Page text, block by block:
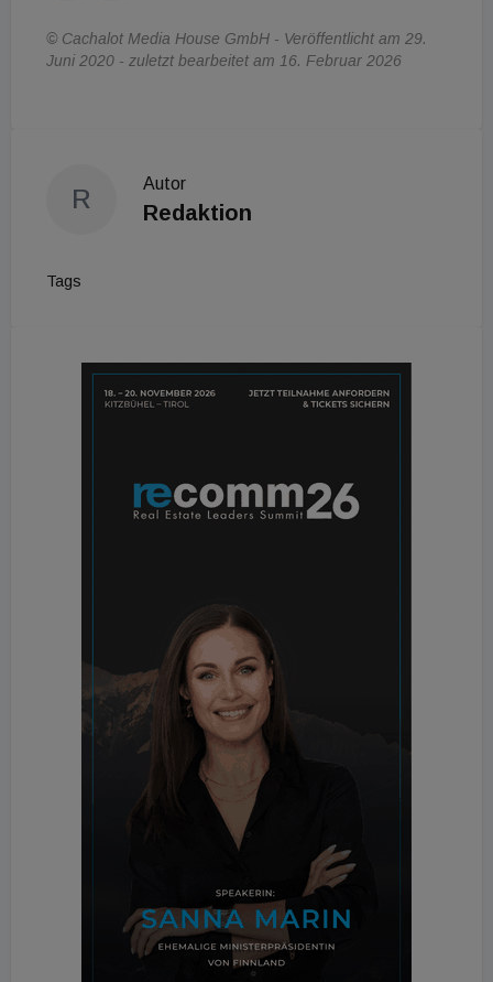
© Cachalot Media House GmbH - Veröffentlicht am 29.
Juni 2020 - zuletzt bearbeitet am 16. Februar 2026
R
Autor
Redaktion
Tags